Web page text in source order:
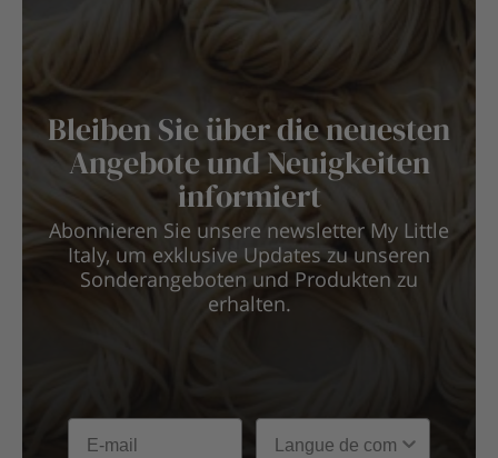
Bleiben Sie über die neuesten
Angebote und Neuigkeiten
informiert
Abonnieren Sie unsere newsletter My Little
Italy, um exklusive Updates zu unseren
Sonderangeboten und Produkten zu
erhalten.